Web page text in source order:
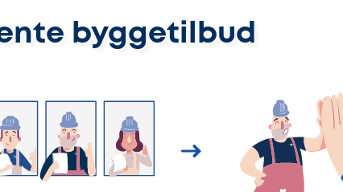
byggetilbud